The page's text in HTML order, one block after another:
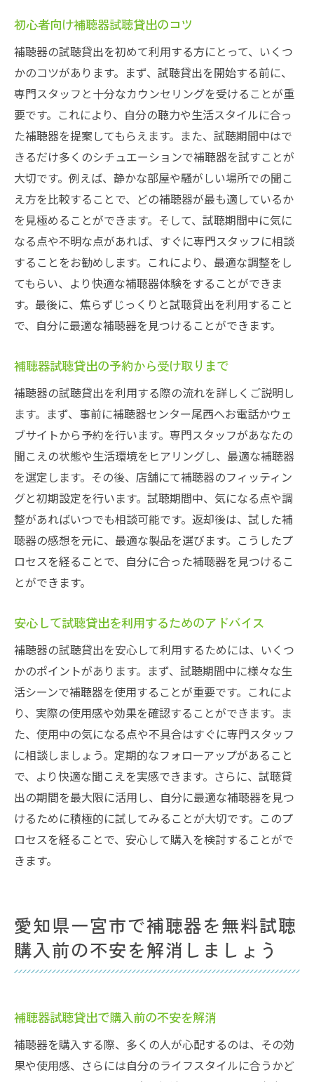
初心者向け補聴器試聴貸出のコツ
補聴器の試聴貸出を初めて利用する方にとって、いくつ
かのコツがあります。まず、試聴貸出を開始する前に、
専門スタッフと十分なカウンセリングを受けることが重
要です。これにより、自分の聴力や生活スタイルに合っ
た補聴器を提案してもらえます。また、試聴期間中はで
きるだけ多くのシチュエーションで補聴器を試すことが
大切です。例えば、静かな部屋や騒がしい場所での聞こ
え方を比較することで、どの補聴器が最も適しているか
を見極めることができます。そして、試聴期間中に気に
なる点や不明な点があれば、すぐに専門スタッフに相談
することをお勧めします。これにより、最適な調整をし
てもらい、より快適な補聴器体験をすることができま
す。最後に、焦らずじっくりと試聴貸出を利用すること
で、自分に最適な補聴器を見つけることができます。
補聴器試聴貸出の予約から受け取りまで
補聴器の試聴貸出を利用する際の流れを詳しくご説明し
ます。まず、事前に補聴器センター尾西へお電話かウェ
ブサイトから予約を行います。専門スタッフがあなたの
聞こえの状態や生活環境をヒアリングし、最適な補聴器
を選定します。その後、店舗にて補聴器のフィッティン
グと初期設定を行います。試聴期間中、気になる点や調
整があればいつでも相談可能です。返却後は、試した補
聴器の感想を元に、最適な製品を選びます。こうしたプ
ロセスを経ることで、自分に合った補聴器を見つけるこ
とができます。
安心して試聴貸出を利用するためのアドバイス
補聴器の試聴貸出を安心して利用するためには、いくつ
かのポイントがあります。まず、試聴期間中に様々な生
活シーンで補聴器を使用することが重要です。これによ
り、実際の使用感や効果を確認することができます。ま
た、使用中の気になる点や不具合はすぐに専門スタッフ
に相談しましょう。定期的なフォローアップがあること
で、より快適な聞こえを実感できます。さらに、試聴貸
出の期間を最大限に活用し、自分に最適な補聴器を見つ
けるために積極的に試してみることが大切です。このプ
ロセスを経ることで、安心して購入を検討することがで
きます。
愛知県一宮市で補聴器を無料試聴
購入前の不安を解消しましょう
補聴器試聴貸出で購入前の不安を解消
補聴器を購入する際、多くの人が心配するのは、その効
果や使用感、さらには自分のライフスタイルに合うかど